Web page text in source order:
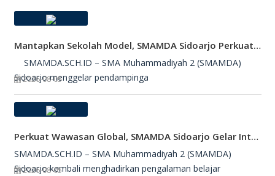
Mantapkan Sekolah Model, SMAMDA Sidoarjo Perkuat Pembelajaran Mendalam Dan KKA
SMAMDA.SCH.ID – SMA Muhammadiyah 2 (SMAMDA)
Sidoarjo menggelar pendampinga
2026-08-05
Perkuat Wawasan Global, SMAMDA Sidoarjo Gelar International Talk Show Bersama Mahasiswa Turki
SMAMDA.SCH.ID – SMA Muhammadiyah 2 (SMAMDA)
Sidoarjo kembali menghadirkan pengalaman belajar
2026-08-05